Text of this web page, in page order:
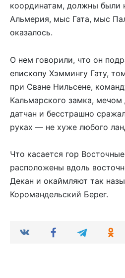
координатам, должны были
Альмерия, мыс Гата, мыс
оказалось.
О нем говорили, что он
епископу Хэммингу Гату,
при Сване Нильсене,
Кальмарского замка, мечом
датчан и бесстрашно
руках — не хуже любого
Что касается гор
расположены вдоль
Декан и окаймляют так
Коромандельский Берег.